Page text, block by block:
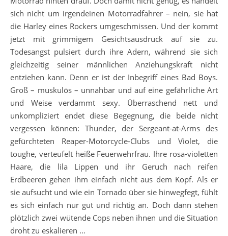
sich nicht um irgendeinen Motorradfahrer – nein, sie hat
die Harley eines Rockers umgeschmissen. Und der kommt
jetzt mit grimmigem Gesichtsausdruck auf sie zu.
Todesangst pulsiert durch ihre Adern, während sie sich
gleichzeitig seiner männlichen Anziehungskraft nicht
entziehen kann. Denn er ist der Inbegriff eines Bad Boys.
Groß – muskulös – unnahbar und auf eine gefährliche Art
und Weise verdammt sexy. Überraschend nett und
unkompliziert endet diese Begegnung, die beide nicht
vergessen können: Thunder, der Sergeant-at-Arms des
gefürchteten Reaper-Motorcycle-Clubs und Violet, die
toughe, verteufelt heiße Feuerwehrfrau. Ihre rosa-violetten
Haare, die lila Lippen und ihr Geruch nach reifen
Erdbeeren gehen ihm einfach nicht aus dem Kopf. Als er
sie aufsucht und wie ein Tornado über sie hinwegfegt, fühlt
es sich einfach nur gut und richtig an. Doch dann stehen
plötzlich zwei wütende Cops neben ihnen und die Situation
droht zu eskalieren …